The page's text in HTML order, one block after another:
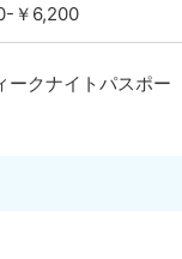
￥6,200
ークナイトパスポー